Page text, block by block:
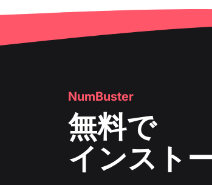
NumBuster
無料で
インスト